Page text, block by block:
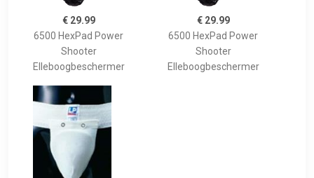
€ 29.99
6500 HexPad Power
Shooter
Elleboogbeschermer
€ 29.99
6500 HexPad Power
Shooter
Elleboogbeschermer